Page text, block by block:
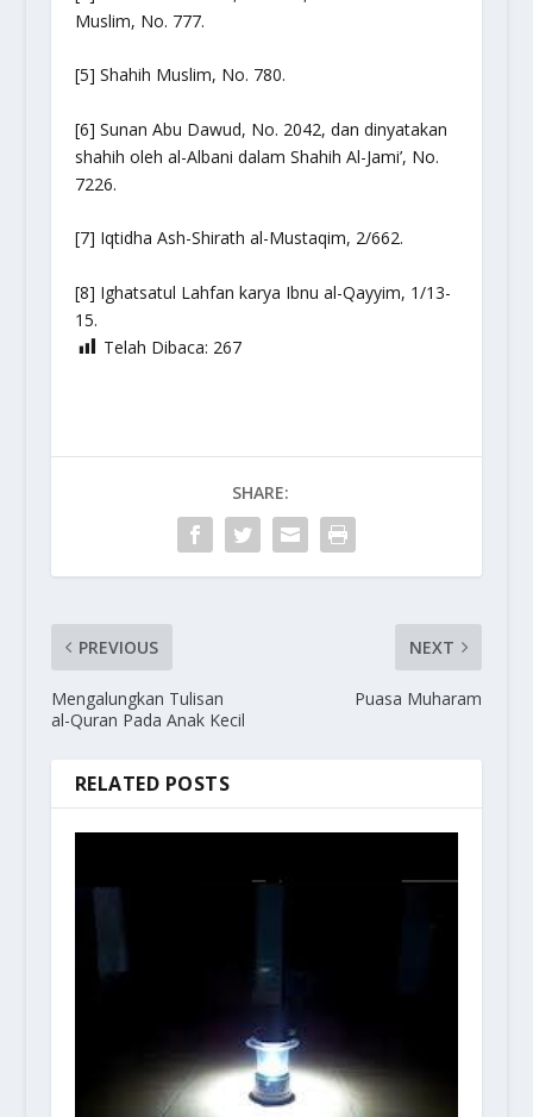
Muslim, No. 777.
[5] Shahih Muslim, No. 780.
[6] Sunan Abu Dawud, No. 2042, dan dinyatakan
shahih oleh al-Albani dalam Shahih Al-Jami’, No.
7226.
[7] Iqtidha Ash-Shirath al-Mustaqim, 2/662.
[8] Ighatsatul Lahfan karya Ibnu al-Qayyim, 1/13-
15.
Telah Dibaca: 267
SHARE:
PREVIOUS
Mengalungkan Tulisan
al-Quran Pada Anak Kecil
NEXT
Puasa Muharam
RELATED POSTS